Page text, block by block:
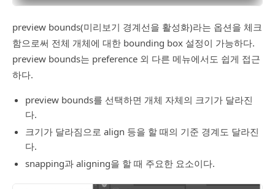
preview bounds(미리보기 경계선을 활성화)라는 옵션을 체크
함으로써 전체 개체에 대한 bounding box 설정이 가능하다.
preview bounds는 preference 외 다른 메뉴에서도 쉽게 접근
하다.
preview bounds를 선택하면 개체 자체의 크기가 달라진
다.
크기가 달라짐으로 align 등을 할 때의 기준 경계도 달라진
다.
snapping과 aligning을 할 때 주요한 요소이다.